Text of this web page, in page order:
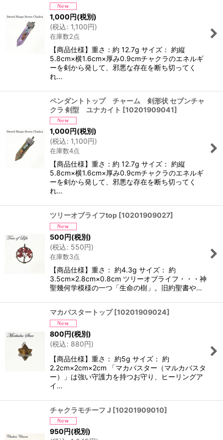
1,000円(税別)
(税込: 1,100円)
在庫数2点
【商品仕様】重さ：約 12.7g サイズ： 約縦
5.8cm×横1.6cm×厚み0.9cmチャクラのエネルギ
ーを剣から発して、邪悪な存在を断ち切ってく
れ…
ペンダントトップ チャーム 剣形状 セブンチャ
クラ 剣型 ユナカイト [10201909041]
1,000円(税別)
(税込: 1,100円)
在庫数4点
【商品仕様】重さ：約 12.7g サイズ： 約縦
5.8cm×横1.6cm×厚み0.9cmチャクラのエネルギ
ーを剣から発して、邪悪な存在を断ち切ってく
れ…
ツリーオブライフtop [10201909027]
500円(税別)
(税込: 550円)
在庫数3点
【商品仕様】重さ： 約4.3g サイズ： 約
3.5cm×2.8cm×0.8cm ツリーオブライフ・・・神
聖幾何学模様の一つ「生命の樹」。旧約聖書や…
マカバスタートップ [10201909024]
800円(税別)
(税込: 880円)
【商品仕様】重さ： 約5g サイズ： 約
2.2cm×2cm×2cm 「マカバスター（マルカバスタ
ー）」は強い守護力を持つお守り、ヒーリングア
イ…
チャクラモチーフ J [10201909010]
950円(税別)